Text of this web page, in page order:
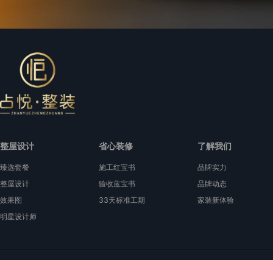
整屋设计
臻选套餐
整屋设计
效果图
明星设计师
省心装修
施工红宝书
验收蓝宝书
33天标准工期
了解我们
品牌实力
品牌动态
家装新体验